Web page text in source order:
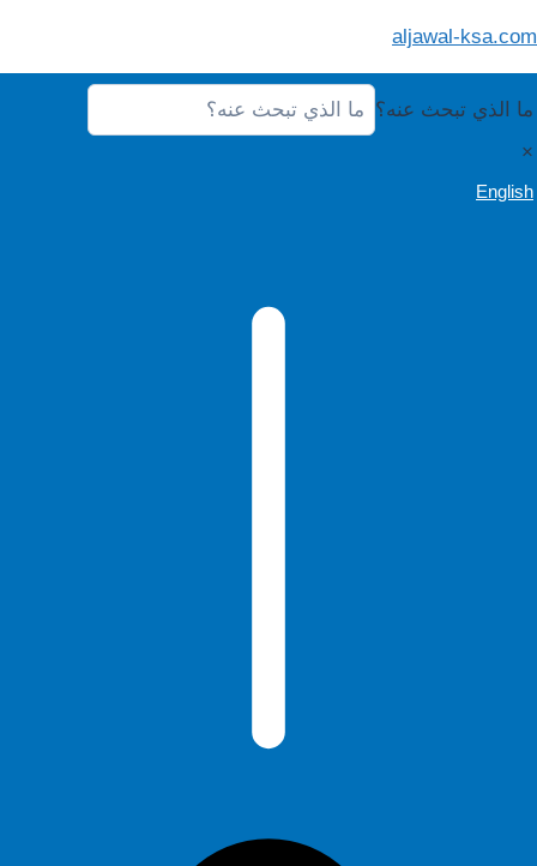
إلى
المحتوى
aljawal-ksa.com
ما الذي تبحث عنه؟
×
English